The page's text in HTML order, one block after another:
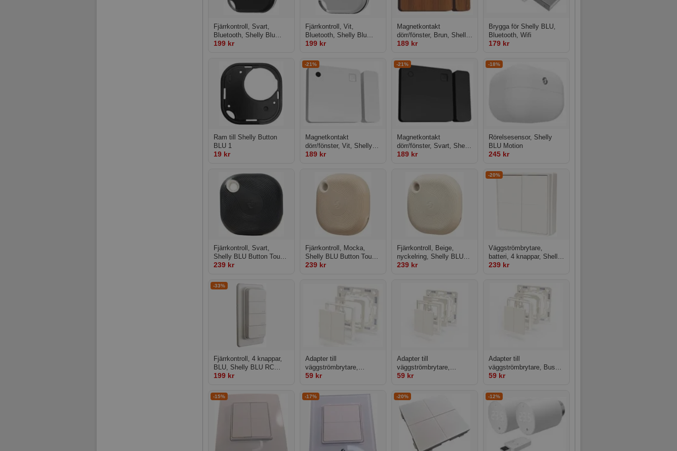
Fjärrkontroll, Svart,
Bluetooth, Shelly Blu
Button 1 Black
199 kr
Fjärrkontroll, Vit,
Bluetooth, Shelly Blu
Button 1 White
199 kr
Magnetkontakt
dörr/fönster, Brun, Shelly
BLU door/window
189 kr
Brygga för Shelly BLU,
Bluetooth, Wifi
179 kr
Ram till Shelly Button
BLU 1
19 kr
-21%
Magnetkontakt
dörr/fönster, Vit, Shelly
BLU door/window
189 kr
-21%
Magnetkontakt
dörr/fönster, Svart, Shelly
BLU door/window
189 kr
-18%
Rörelsesensor, Shelly
BLU Motion
245 kr
Fjärrkontroll, Svart,
Shelly BLU Button Tough
1 black
239 kr
Fjärrkontroll, Mocka,
Shelly BLU Button Tough
1 Mocha
239 kr
Fjärrkontroll, Beige,
nyckelring, Shelly BLU
Button Tough 1 Ivory
239 kr
-20%
Väggströmbrytare,
batteri, 4 knappar, Shelly
BLU Wall Switch 4 Stand
239 kr
-33%
Fjärrkontroll, 4 knappar,
BLU, Shelly BLU RC
Button 4
199 kr
Adapter till
väggströmbrytare,
Legrand Niloe/Shelly
59 kr
Adapter till
väggströmbrytare,
Exxact, ELKO, Gira,
59 kr
Adapter till
väggströmbrytare, Busch-
Jaeger och Eljo
59 kr
-15% -17% -20% -12%